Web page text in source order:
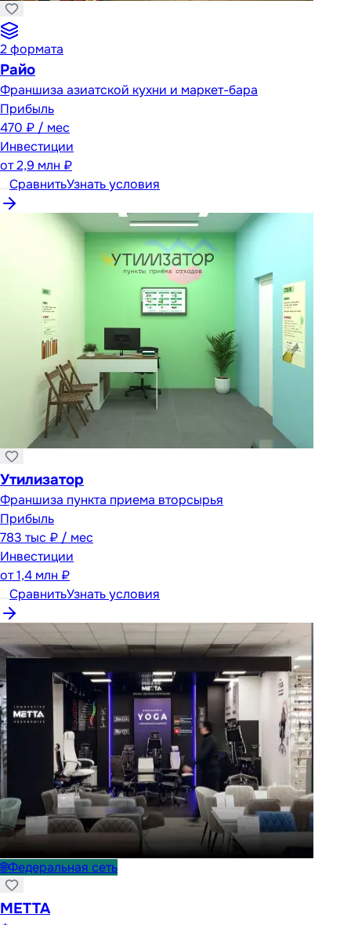
2формата
Райо
Франшиза азиатской кухни и маркет-бара
Прибыль
470 ₽ / мес
Инвестиции
от2,9 млн ₽
СравнитьУзнать условия
Утилизатор
Франшиза пункта приема вторсырья
Прибыль
783 тыс ₽ / мес
Инвестиции
от1,4 млн ₽
СравнитьУзнать условия
🌐Федеральная сеть
METTA